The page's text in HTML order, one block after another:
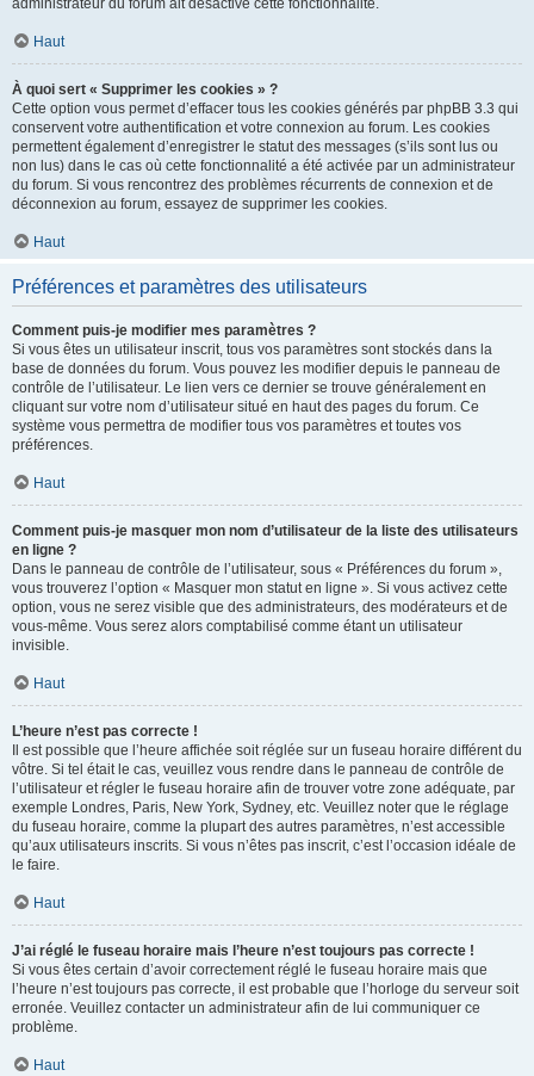
administrateur du forum ait désactivé cette fonctionnalité.
Haut
À quoi sert « Supprimer les cookies » ?
Cette option vous permet d’effacer tous les cookies générés par phpBB 3.3 qui
conservent votre authentification et votre connexion au forum. Les cookies
permettent également d’enregistrer le statut des messages (s’ils sont lus ou
non lus) dans le cas où cette fonctionnalité a été activée par un administrateur
du forum. Si vous rencontrez des problèmes récurrents de connexion et de
déconnexion au forum, essayez de supprimer les cookies.
Haut
Préférences et paramètres des utilisateurs
Comment puis-je modifier mes paramètres ?
Si vous êtes un utilisateur inscrit, tous vos paramètres sont stockés dans la
base de données du forum. Vous pouvez les modifier depuis le panneau de
contrôle de l’utilisateur. Le lien vers ce dernier se trouve généralement en
cliquant sur votre nom d’utilisateur situé en haut des pages du forum. Ce
système vous permettra de modifier tous vos paramètres et toutes vos
préférences.
Haut
Comment puis-je masquer mon nom d’utilisateur de la liste des utilisateurs
en ligne ?
Dans le panneau de contrôle de l’utilisateur, sous « Préférences du forum »,
vous trouverez l’option « Masquer mon statut en ligne ». Si vous activez cette
option, vous ne serez visible que des administrateurs, des modérateurs et de
vous-même. Vous serez alors comptabilisé comme étant un utilisateur
invisible.
Haut
L’heure n’est pas correcte !
Il est possible que l’heure affichée soit réglée sur un fuseau horaire différent du
vôtre. Si tel était le cas, veuillez vous rendre dans le panneau de contrôle de
l’utilisateur et régler le fuseau horaire afin de trouver votre zone adéquate, par
exemple Londres, Paris, New York, Sydney, etc. Veuillez noter que le réglage
du fuseau horaire, comme la plupart des autres paramètres, n’est accessible
qu’aux utilisateurs inscrits. Si vous n’êtes pas inscrit, c’est l’occasion idéale de
le faire.
Haut
J’ai réglé le fuseau horaire mais l’heure n’est toujours pas correcte !
Si vous êtes certain d’avoir correctement réglé le fuseau horaire mais que
l’heure n’est toujours pas correcte, il est probable que l’horloge du serveur soit
erronée. Veuillez contacter un administrateur afin de lui communiquer ce
problème.
Haut